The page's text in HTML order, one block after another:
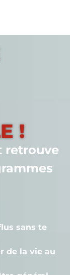
!
retrouve
sans te
de la vie au